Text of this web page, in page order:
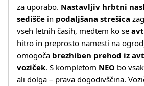
za uporabo. Nastavljiv hrbtni
sedišče in podaljšana strešica
vseh letnih časih, medtem ko se
hitro in preprosto namesti na
omogoča brezhiben prehod iz
voziček. S kompletom NEO bo
ali dolga – prava dogodivščina.